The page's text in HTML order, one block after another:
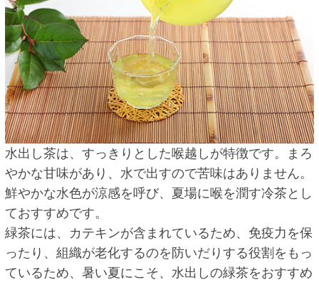
水出し茶は、すっきりとした喉越しが特徴です。まろ
やかな甘味があり、水で出すので苦味はありません。
鮮やかな水色が涼感を呼び、夏場に喉を潤す冷茶とし
ておすすめです。
緑茶には、カテキンが含まれているため、免疫力を保
ったり、組織が老化するのを防いだりする役割をもっ
ているため、暑い夏にこそ、水出しの緑茶をおすすめ